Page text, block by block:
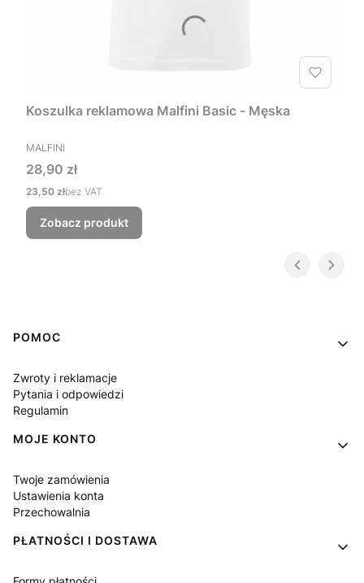
Koszulka reklamowa Malfini Basic - Męska
PRODUCENT
MALFINI
Cena
28,90 zł
Cena
23,50 złbez VAT
Zobacz produkt
Linki w stopce
POMOC
Zwroty i reklamacje
Pytania i odpowiedzi
Regulamin
MOJE KONTO
Twoje zamówienia
Ustawienia konta
Przechowalnia
PŁATNOŚCI I DOSTAWA